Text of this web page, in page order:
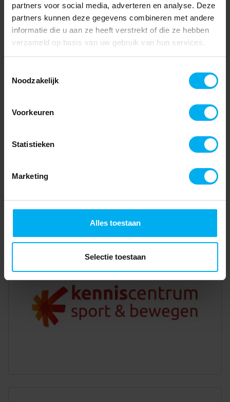
partners voor social media, adverteren en analyse. Deze
partners kunnen deze gegevens combineren met andere
informatie die u aan ze heeft verstrekt of die ze hebben
verzameld op basis van uw gebruik van hun services.
Noodzakelijk
Voorkeuren
Statistieken
Marketing
Alles toestaan
Selectie toestaan